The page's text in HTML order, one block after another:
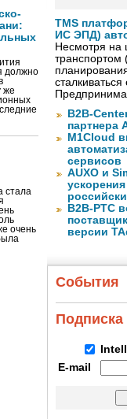
должно
же
стала
очень
TMS
ИС ЭПД)
Несмотря на
транспортом
B2B-
партнера
M1Cloud
сервисов
AUXO и
B2B-РТС
версии
События
E-mail